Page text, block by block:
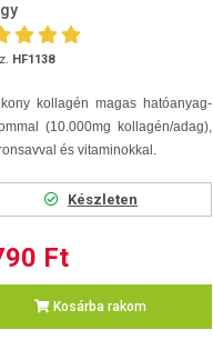
HF1138
kollagén magas hatóanyag-
(10.000mg kollagén/adag),
és vitaminokkal.
Készleten
Ft
Kosárba rakom